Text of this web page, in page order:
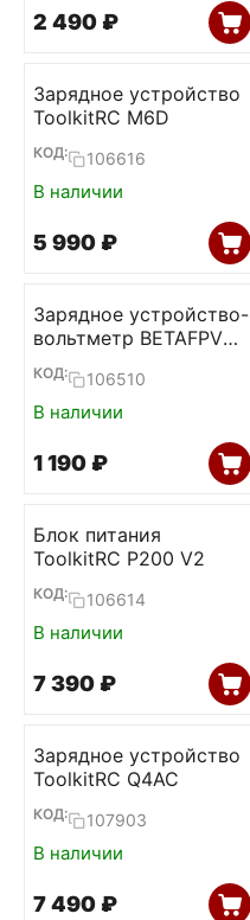
2 490 ₽
Зарядное устройство
ToolkitRC M6D
КОД: 106616
В наличии
5 990 ₽
Зарядное устройство-
вольтметр BETAFPV
BT2.0
КОД: 106510
В наличии
1 190 ₽
Блок питания
ToolkitRC P200 V2
КОД: 106614
В наличии
7 390 ₽
Зарядное устройство
ToolkitRC Q4AC
КОД: 107903
В наличии
7 490 ₽